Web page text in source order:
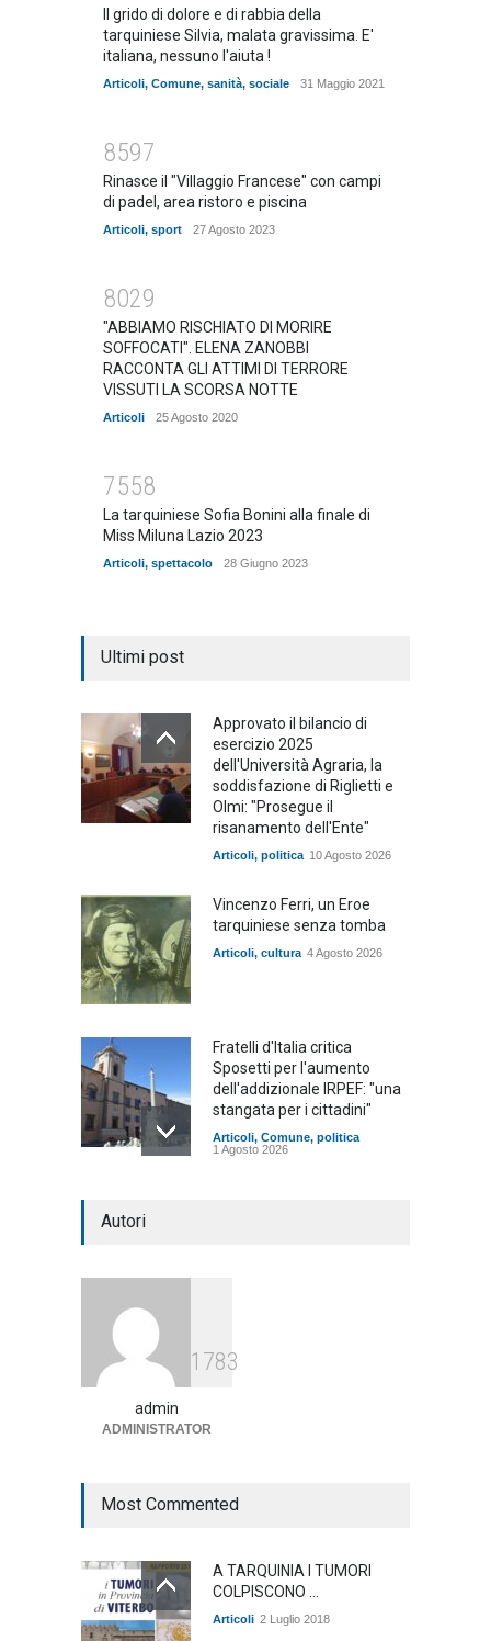
Il grido di dolore e di rabbia della
tarquiniese Silvia, malata gravissima. E'
italiana, nessuno l'aiuta !
Articoli, Comune, sanità, sociale 31 Maggio 2021
8597
Rinasce il "Villaggio Francese" con campi
di padel, area ristoro e piscina
Articoli, sport 27 Agosto 2023
8029
"ABBIAMO RISCHIATO DI MORIRE
SOFFOCATI". ELENA ZANOBBI
RACCONTA GLI ATTIMI DI TERRORE
VISSUTI LA SCORSA NOTTE
Articoli 25 Agosto 2020
7558
La tarquiniese Sofia Bonini alla finale di
Miss Miluna Lazio 2023
Articoli, spettacolo 28 Giugno 2023
Ultimi post
Approvato il bilancio di
esercizio 2025
dell'Università Agraria, la
soddisfazione di Riglietti e
Olmi: "Prosegue il
risanamento dell'Ente"
Articoli, politica 10 Agosto 2026
Vincenzo Ferri, un Eroe
tarquiniese senza tomba
Articoli, cultura 4 Agosto 2026
Fratelli d'Italia critica
Sposetti per l'aumento
dell'addizionale IRPEF: "una
stangata per i cittadini"
Articoli, Comune, politica
1 Agosto 2026
mezzo insuccesso
Autori
1783
admin
ADMINISTRATOR
Most Commented
A TARQUINIA I TUMORI
COLPISCONO ...
Articoli 2 Luglio 2018